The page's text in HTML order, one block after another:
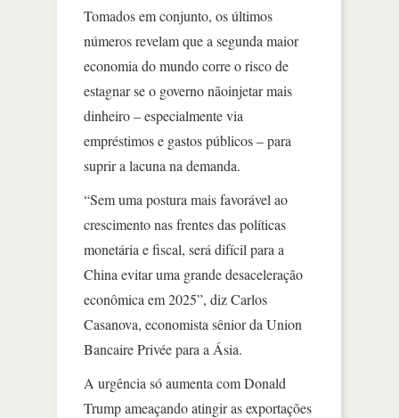
Tomados em conjunto, os últimos
números revelam que a segunda maior
economia do mundo corre o risco de
estagnar se o governo nãoinjetar mais
dinheiro – especialmente via
empréstimos e gastos públicos – para
suprir a lacuna na demanda.
“Sem uma postura mais favorável ao
crescimento nas frentes das políticas
monetária e fiscal, será difícil para a
China evitar uma grande desaceleração
econômica em 2025”, diz Carlos
Casanova, economista sênior da Union
Bancaire Privée para a Ásia.
A urgência só aumenta com Donald
Trump ameaçando atingir as exportações